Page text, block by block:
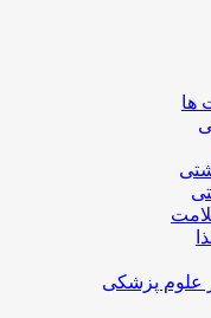
ها
علوم پزشکی